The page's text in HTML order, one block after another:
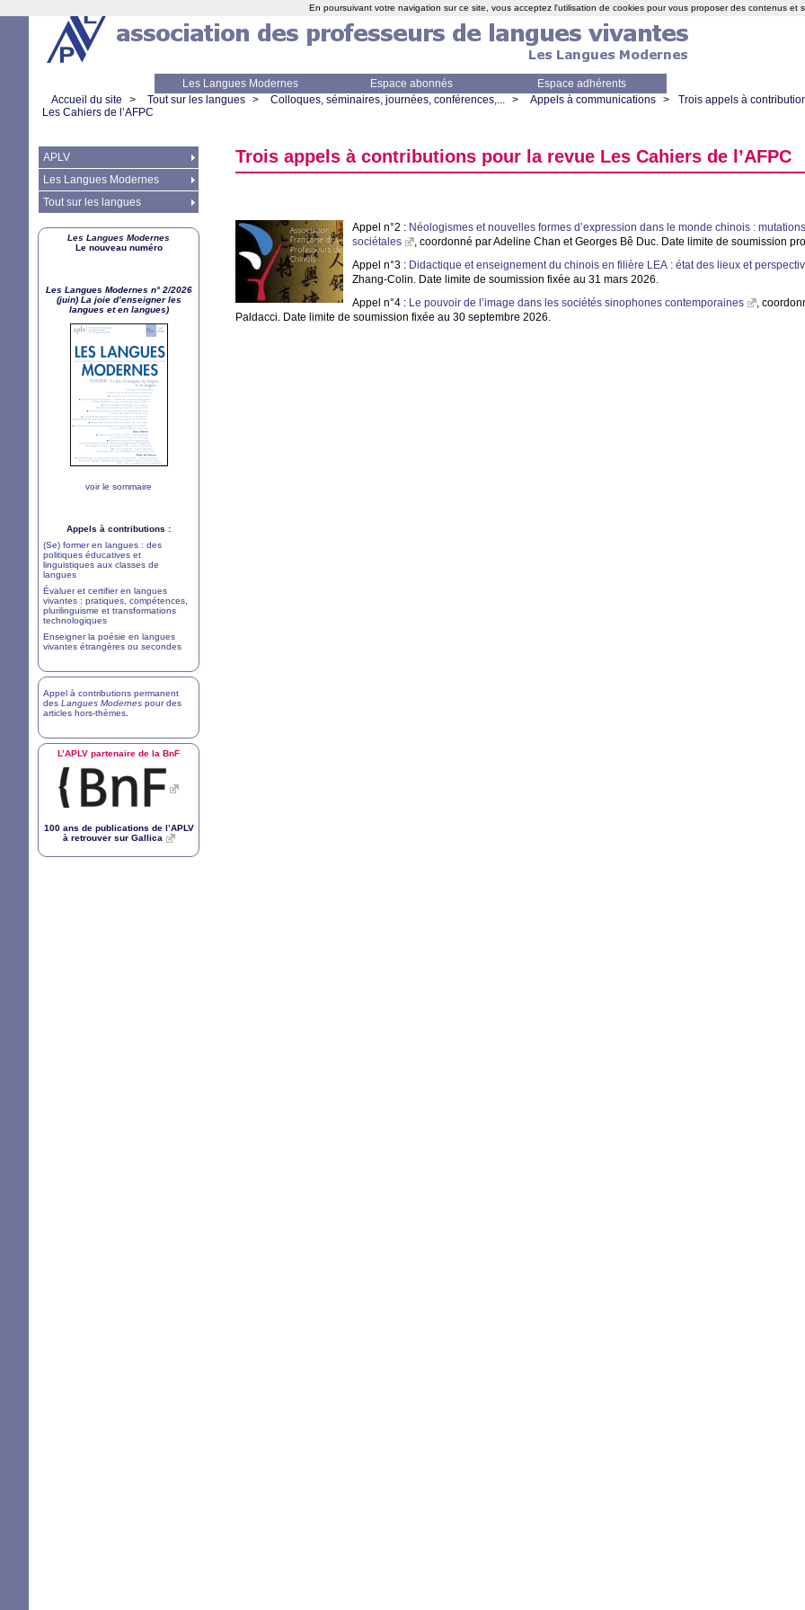
Les Langues Modernes Espace abonnés
Espace adhérents
Accueil du site > Tout sur les langues > Colloques, séminaires, journées, conférences,... > Appels à communications >
Trois appels à
Les Cahiers de l’AFPC
Trois appels à contributions pour la revue Les Cahiers de l’AFPC
Appel n°2 : Néologismes et nouvelles formes d’expression dans le monde chinois :
sociétales
, coordonné par Adeline Chan et Georges Bê Duc. Date limite de soumission
Appel n°3 : Didactique et enseignement du chinois en filière LEA : état des lieux et
Zhang-Colin. Date limite de soumission fixée au 31 mars 2026.
Appel n°4 : Le pouvoir de l’image dans les sociétés sinophones contemporaines
,
Paldacci. Date limite de soumission fixée au 30 septembre 2026.
APLV
Les Langues Modernes
Tout sur les langues
Les Langues Modernes
Le nouveau numéro
Les Langues Modernes n° 2/2026
(juin) La joie d’enseigner les
langues et en langues)
voir le sommaire
Appels à contributions :
(Se) former en langues : des
politiques éducatives et
linguistiques aux classes de
langues
Évaluer et certifier en langues
vivantes : pratiques, compétences,
plurilinguisme et transformations
technologiques
Enseigner la poésie en langues
vivantes étrangères ou secondes
Appel à contributions permanent
des Langues Modernes pour des
articles hors-thèmes
L’APLV partenaire de la BnF
100 ans de publications de l’APLV
à retrouver sur Gallica
En poursuivant votre navigation sur ce site, vous acceptez l'utilisation de cookies pour vous proposer des contenus et